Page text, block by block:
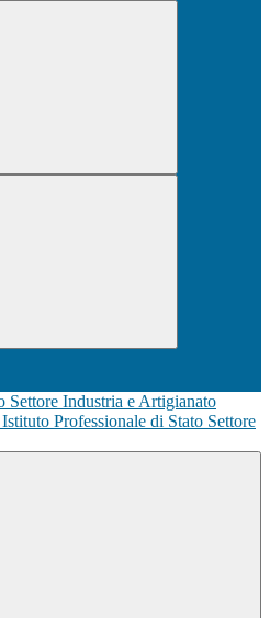
Istituto Professionale di Stato Settore